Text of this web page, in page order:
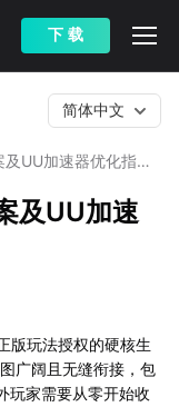
下 载
UU加速器优化指
简体中文
及UU加速
版玩法授权的硬核生
广阔且无缝衔接，包
玩家需要从零开始收